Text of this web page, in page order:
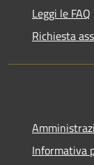
Leggi le FAQ
Richiesta
Informativa